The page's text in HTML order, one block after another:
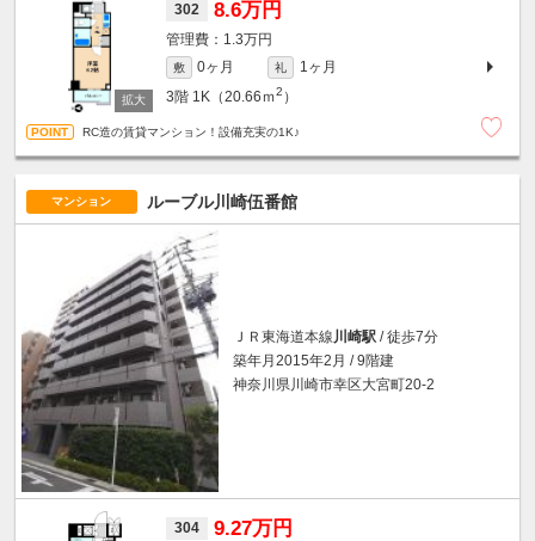
302 8.6万円
1.3万円
敷 0ヶ月 礼
1ヶ月
3階 1K（20.66ｍ2 ）
RC造の賃貸マンション！設備充実の1K♪
マンション ルーブル川崎伍番館
ＪＲ東海道本線川崎駅 / 徒歩7分
築年月2015年2月 / 9階建
神奈川県川崎市幸区大宮町20-2
304 9.27万円